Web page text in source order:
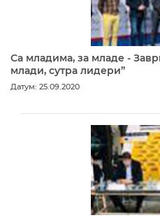
Са младима, за младе -
млади, сутра лидери”
Датум: 25.09.2020